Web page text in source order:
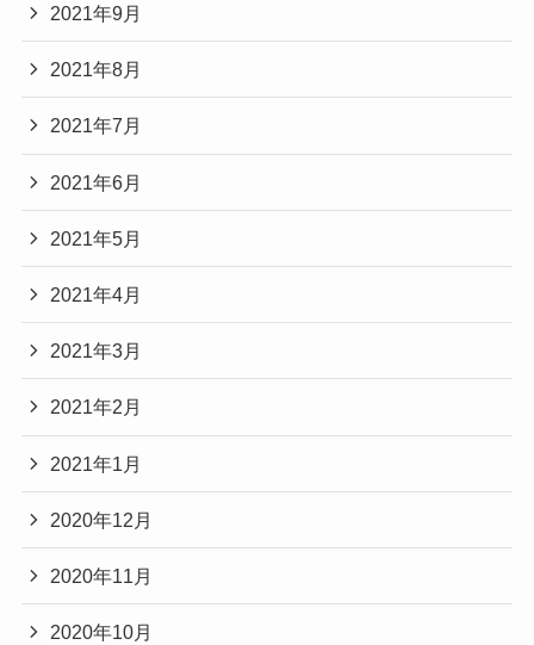
2021年9月
2021年8月
2021年7月
2021年6月
2021年5月
2021年4月
2021年3月
2021年2月
2021年1月
2020年12月
2020年11月
2020年10月